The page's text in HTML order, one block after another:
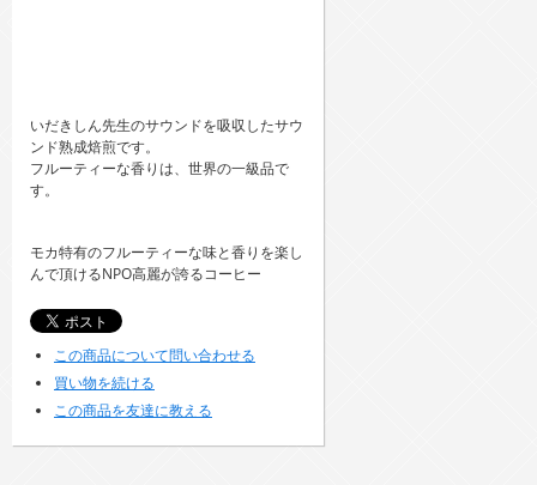
いだきしん先生のサウンドを吸収したサウ
ンド熟成焙煎です。
フルーティーな香りは、世界の一級品で
す。
モカ特有のフルーティーな味と香りを楽し
んで頂けるNPO高麗が誇るコーヒー
この商品について問い合わせる
買い物を続ける
この商品を友達に教える